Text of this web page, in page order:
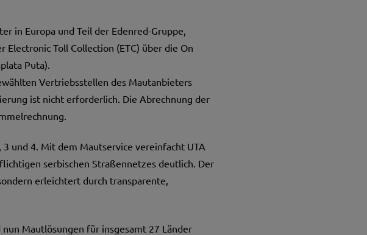
in Europa und Teil der Edenred-Gruppe,
Toll Collection (ETC) über die On
Puta).
Vertriebsstellen des Mautanbieters
ist nicht erforderlich. Die Abrechnung der
und 4. Mit dem Mautservice vereinfacht UTA
serbischen Straßennetzes deutlich. Der
erleichtert durch transparente,
Mautlösungen für insgesamt 27 Länder